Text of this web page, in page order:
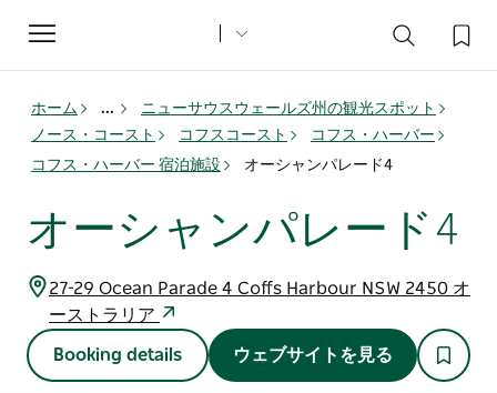
Toggle
navigation
ホーム ...
ニューサウスウェールズ州の観光スポット
ノース・コースト
コフスコースト
コフス・ハーバー
コフス・ハーバー 宿泊施設
オーシャンパレード4
オーシャンパレード4
27-29 Ocean Parade 4 Coffs Harbour NSW 2450 オ
ーストラリア
Booking details ウェブサイトを見る